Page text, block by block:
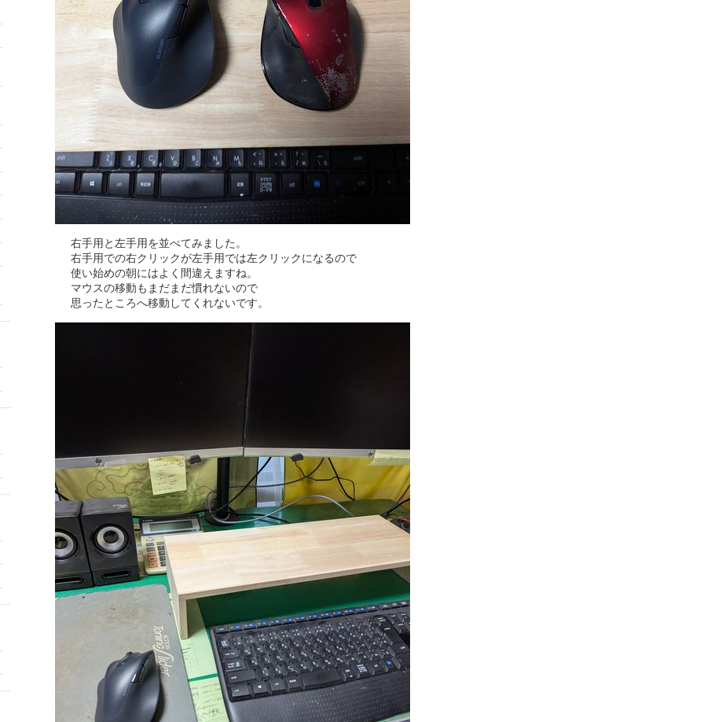
右手用と左手用を並べてみました。
右手用での右クリックが左手用では左クリックになるので
使い始めの朝にはよく間違えますね。
マウスの移動もまだまだ慣れないので
思ったところへ移動してくれないです。